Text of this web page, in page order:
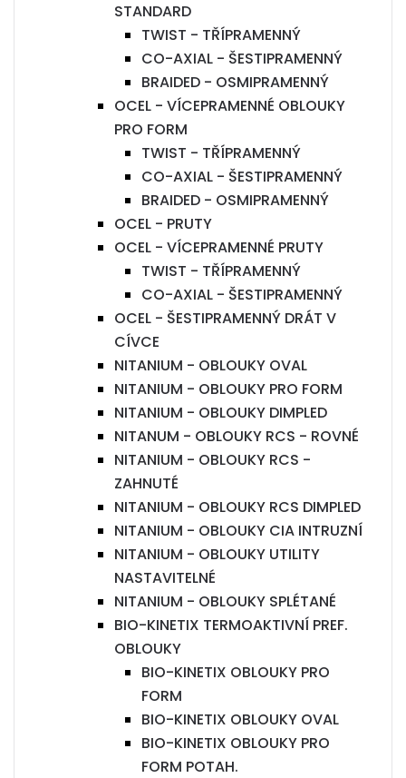
STANDARD
TWIST - TŘÍPRAMENNÝ
CO-AXIAL - ŠESTIPRAMENNÝ
BRAIDED - OSMIPRAMENNÝ
OCEL - VÍCEPRAMENNÉ OBLOUKY
PRO FORM
TWIST - TŘÍPRAMENNÝ
CO-AXIAL - ŠESTIPRAMENNÝ
BRAIDED - OSMIPRAMENNÝ
OCEL - PRUTY
OCEL - VÍCEPRAMENNÉ PRUTY
TWIST - TŘÍPRAMENNÝ
CO-AXIAL - ŠESTIPRAMENNÝ
OCEL - ŠESTIPRAMENNÝ DRÁT V
CÍVCE
NITANIUM - OBLOUKY OVAL
NITANIUM - OBLOUKY PRO FORM
NITANIUM - OBLOUKY DIMPLED
NITANUM - OBLOUKY RCS - ROVNÉ
NITANIUM - OBLOUKY RCS -
ZAHNUTÉ
NITANIUM - OBLOUKY RCS DIMPLED
NITANIUM - OBLOUKY CIA INTRUZNÍ
NITANIUM - OBLOUKY UTILITY
NASTAVITELNÉ
NITANIUM - OBLOUKY SPLÉTANÉ
BIO-KINETIX TERMOAKTIVNÍ PREF.
OBLOUKY
BIO-KINETIX OBLOUKY PRO
FORM
BIO-KINETIX OBLOUKY OVAL
BIO-KINETIX OBLOUKY PRO
FORM POTAH.